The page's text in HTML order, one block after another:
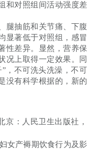
和对照组间活动强度差
腿抽筋和关节痛、下腹
显著低于对照组，感冒
性差异。显然，营养保
况上取得一定效果。同
，不可洗头洗澡，不可
没有科学根据的，新的
京：人民卫生出版社，
女产褥期饮食行为及影